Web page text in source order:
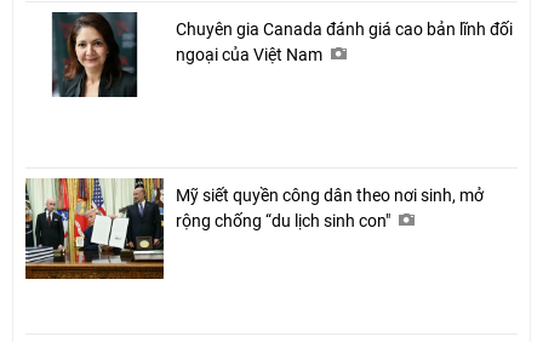
Chuyên gia Canada đánh giá cao bản lĩnh đối
ngoại của Việt Nam
Mỹ siết quyền công dân theo nơi sinh, mở
rộng chống “du lịch sinh con"